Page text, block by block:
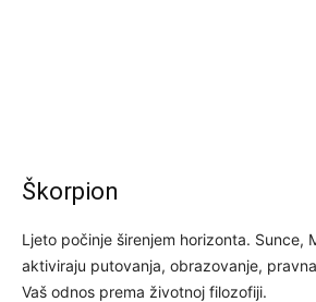
Škorpion
Ljeto počinje širenjem horizonta. Sunce,
aktiviraju putovanja, obrazovanje,
Vaš odnos prema životnoj filozofiji.